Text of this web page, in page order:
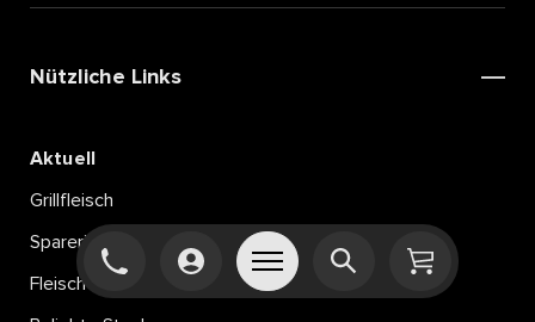
Nützliche Links
Aktuell
Grillfleisch
Spareribs
Fleisch am Knochen